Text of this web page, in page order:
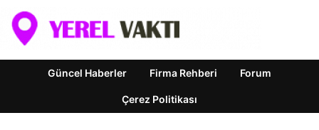
Güncel Haberler Firma Rehberi Forum
Çerez Politikası